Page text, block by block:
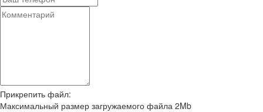
Прикрепить файл:
Максимальный размер загружаемого файла 2Mb